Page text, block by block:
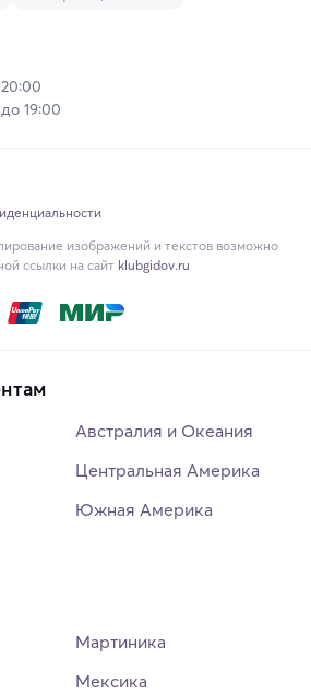
19:00
изображений и текстов возможно
ссылки на сайт klubgidov.ru
Австралия и Океания
Центральная Америка
Южная Америка
Мартиника
Мексика